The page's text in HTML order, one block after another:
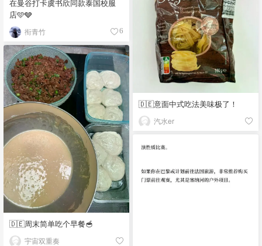
在曼谷打卡虞书欣同款泰国校服
店🩵🩶
衔青竹 6
🇩🇪意面中式吃法美味极了！
汽水er
🇩🇪周末简单吃个早餐🥣
宇宙双重奏